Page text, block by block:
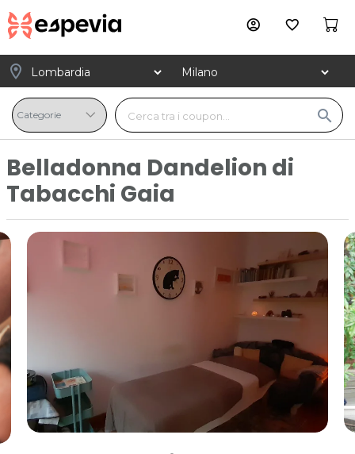
search
account_circle favorite_border
location_on
Belladonna Dandelion di
Tabacchi Gaia